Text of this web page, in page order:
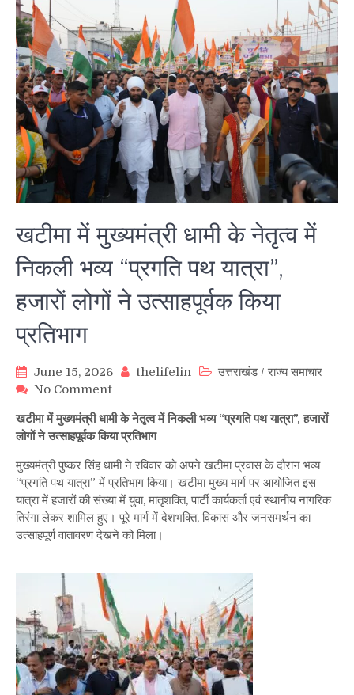
खटीमा में मुख्यमंत्री धामी के नेतृत्व में
निकली भव्य “प्रगति पथ यात्रा”,
हजारों लोगों ने उत्साहपूर्वक किया
प्रतिभाग
June 15, 2026 thelifelin उत्तराखंड/राज्य समाचार
No Commenton
में
मुख्यमंत्री
के
नेतृत्व
में
निकली
भव्य
पथ
हजारों
लोगों
ने
उत्साहपूर्वक
किया
प्रतिभाग
खटीमा में मुख्यमंत्री धामी के नेतृत्व में निकली भव्य “प्रगति पथ यात्रा”, हजारों
लोगों ने उत्साहपूर्वक किया प्रतिभाग
मुख्यमंत्री पुष्कर सिंह धामी ने रविवार को अपने खटीमा प्रवास के दौरान भव्य
“प्रगति पथ यात्रा” में प्रतिभाग किया। खटीमा मुख्य मार्ग पर आयोजित इस
यात्रा में हजारों की संख्या में युवा, मातृशक्ति, पार्टी कार्यकर्ता एवं स्थानीय नागरिक
तिरंगा लेकर शामिल हुए। पूरे मार्ग में देशभक्ति, विकास और जनसमर्थन का
उत्साहपूर्ण वातावरण देखने को मिला।